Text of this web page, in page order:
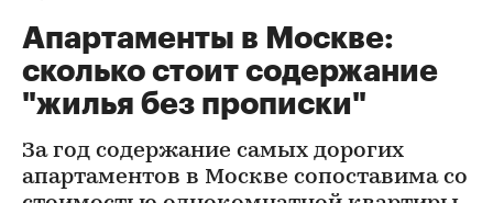
Апартаменты в Москве:
сколько стоит содержание
"жилья без прописки"
За год содержание самых дорогих
апартаментов в Москве сопоставима со